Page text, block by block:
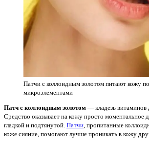
Патчи с коллоидным золотом питают кожу
микроэлементами
Патч с коллоидным золотом — кладезь
Средство оказывает на кожу просто моментальное
гладкой и подтянутой. Патчи, пропитанные
коже сияние, помогают лучше проникать в кожу